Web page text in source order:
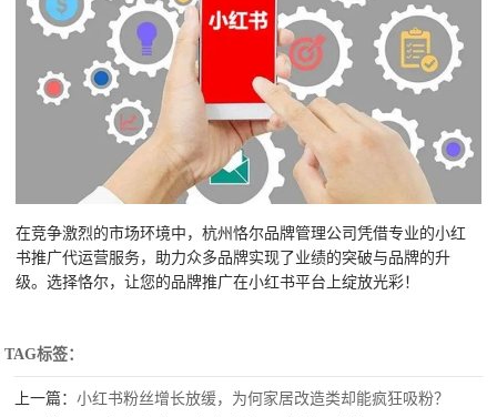
在竞争激烈的市场环境中，杭州恪尔品牌管理公司凭借专业的小红
书推广代运营服务，助力众多品牌实现了业绩的突破与品牌的升
级。选择恪尔，让您的品牌推广在小红书平台上绽放光彩！
TAG标签：
上一篇：小红书粉丝增长放缓，为何家居改造类却能疯狂吸粉？